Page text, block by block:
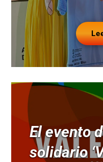
El evento
solidario